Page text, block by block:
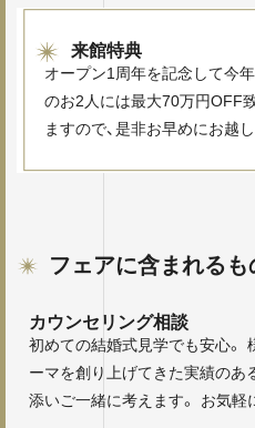
来館特典
オープン1周年を記念して今
のお2人には最大70万円OFF
ますので、是非お早めにお越
フェアに含まれるも
カウンセリング相談
初めての結婚式見学でも安心。
ーマを創り上げてきた実績のあ
添いご一緒に考えます。 お気軽